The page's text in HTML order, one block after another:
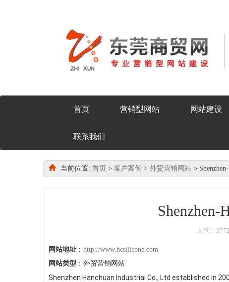
首页 营销型网站 网站建设
联系我们
当前位置: 首页 > 客户案例 > 外贸营销网站 >
Shenzhen-
人气：
网站地址 ： http://www.hcsilicone.com
网站类型 ：外贸营销网站
Shenzhen Hanchuan Industrial Co., Ltd established in